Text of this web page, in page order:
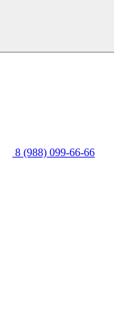
8 (988) 099-66-66